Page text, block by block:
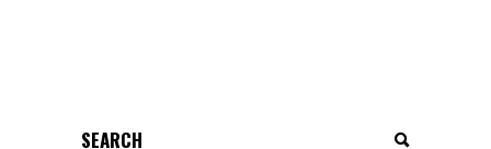
Search